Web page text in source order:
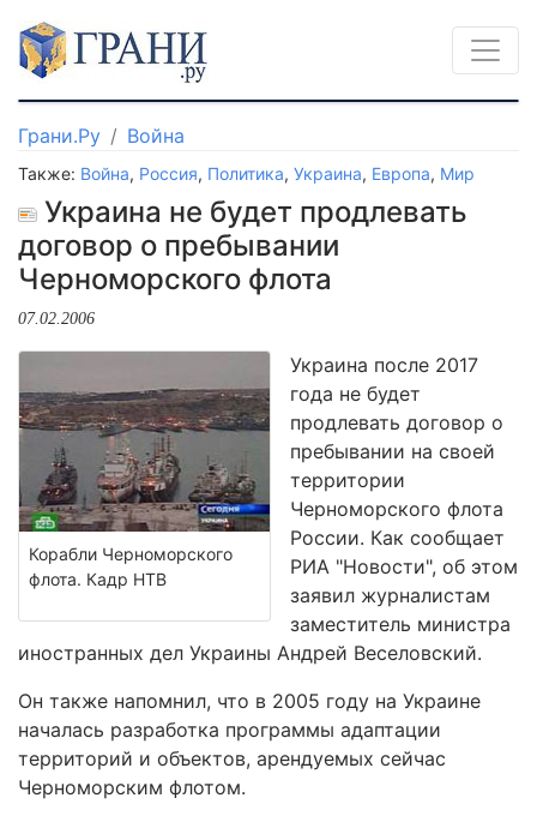
Грани.Ру Война
Также: Война, Россия, Политика, Украина, Европа, Мир
Украина не будет продлевать
договор о пребывании
Черноморского флота
07.02.2006
Корабли Черноморского
флота. Кадр НТВ
Украина после 2017
года не будет
продлевать договор о
пребывании на своей
территории
Черноморского флота
России. Как сообщает
РИА "Новости", об этом
заявил журналистам
заместитель министра
иностранных дел Украины Андрей Веселовский.
Он также напомнил, что в 2005 году на Украине
началась разработка программы адаптации
территорий и объектов, арендуемых сейчас
Черноморским флотом.